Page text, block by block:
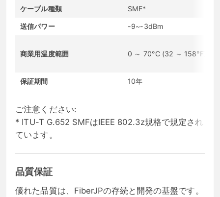
ケーブル種類 SMF*
送信パワー -9~-3dBm
商業用温度範囲 0 ～ 70°C (32 ～ 158°F)
保証期間 10年
ご注意ください:
* ITU-T G.652 SMFはIEEE 802.3z規格で規定され
ています。
品質保証
優れた品質は、FiberJPの存続と開発の基盤です。